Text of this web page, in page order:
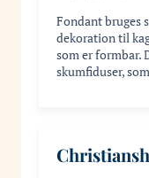
Fondant bruges
dekoration til
som er formbar.
skumfiduser,